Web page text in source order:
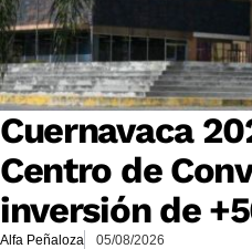
Cuernavaca
Centro de
inversión de
Alfa Peñaloza 05/08/2026